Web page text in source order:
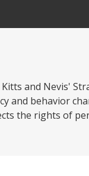
and Nevis'
and behavior
the rights of